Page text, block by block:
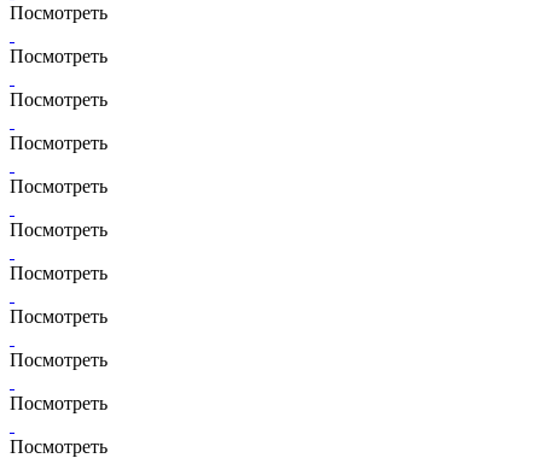
Посмотреть
Посмотреть
Посмотреть
Посмотреть
Посмотреть
Посмотреть
Посмотреть
Посмотреть
Посмотреть
Посмотреть
Посмотреть